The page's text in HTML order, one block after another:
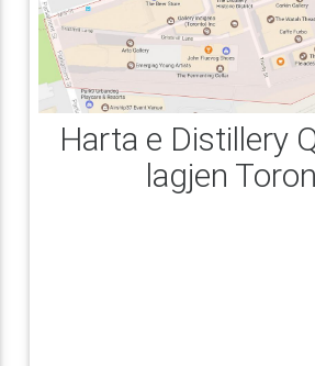
Harta e Distillery
lagjen